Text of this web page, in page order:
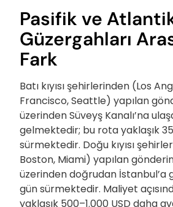
Pasifik ve
Güzergahları
Fark
Batı kıyısı şehirlerinden (Los
Francisco, Seattle) yapılan
üzerinden Süveyş Kanalı’na
gelmektedir; bu rota yaklaşık
sürmektedir. Doğu kıyısı
Boston, Miami) yapılan
üzerinden doğrudan İstanbul’a
gün sürmektedir. Maliyet
yaklaşık 500–1.000 USD daha